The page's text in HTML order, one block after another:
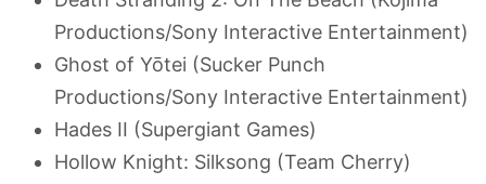
Productions/Sony Interactive Entertainment)
Ghost of Yōtei (Sucker Punch
Productions/Sony Interactive Entertainment)
Hades II (Supergiant Games)
Hollow Knight: Silksong (Team Cherry)